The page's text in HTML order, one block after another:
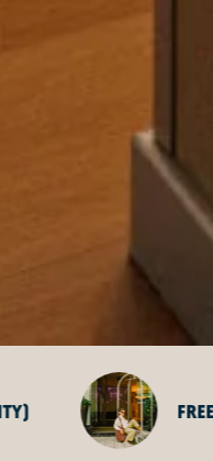
FREE CANCELLATION 48H